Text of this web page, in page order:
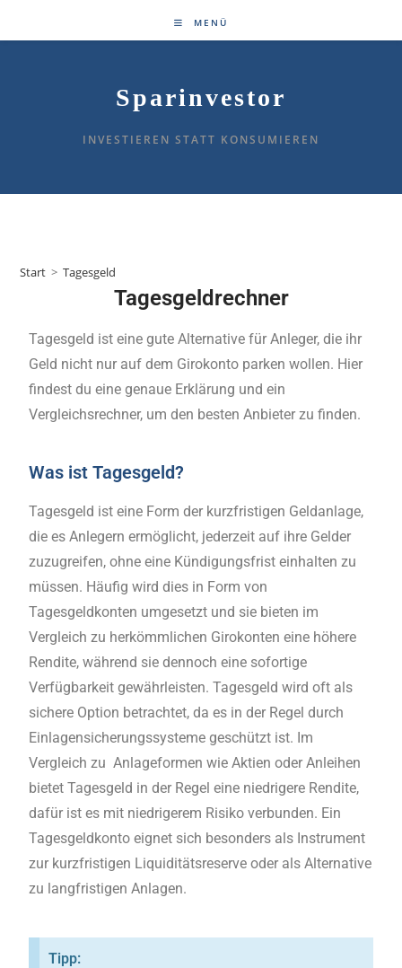
MENÜ
Sparinvestor
INVESTIEREN STATT KONSUMIEREN
Start > Tagesgeld
Tagesgeldrechner
Tagesgeld ist eine gute Alternative für Anleger, die ihr
Geld nicht nur auf dem Girokonto parken wollen. Hier
findest du eine genaue Erklärung und ein
Vergleichsrechner, um den besten Anbieter zu finden.
Was ist Tagesgeld?
Tagesgeld ist eine Form der kurzfristigen Geldanlage,
die es Anlegern ermöglicht, jederzeit auf ihre Gelder
zuzugreifen, ohne eine Kündigungsfrist einhalten zu
müssen. Häufig wird dies in Form von
Tagesgeldkonten umgesetzt und sie bieten im
Vergleich zu herkömmlichen Girokonten eine höhere
Rendite, während sie dennoch eine sofortige
Verfügbarkeit gewährleisten. Tagesgeld wird oft als
sichere Option betrachtet, da es in der Regel durch
Einlagensicherungssysteme geschützt ist. Im
Vergleich zu Anlageformen wie Aktien oder Anleihen
bietet Tagesgeld in der Regel eine niedrigere Rendite,
dafür ist es mit niedrigerem Risiko verbunden. Ein
Tagesgeldkonto eignet sich besonders als Instrument
zur kurzfristigen Liquiditätsreserve oder als Alternative
zu langfristigen Anlagen.
Tipp: